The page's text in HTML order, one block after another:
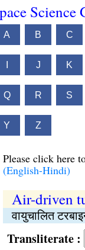
A B C
J K
Q R S
Y Z
Please click here
(English-Hindi)
Air-driven
वायुचालित
: